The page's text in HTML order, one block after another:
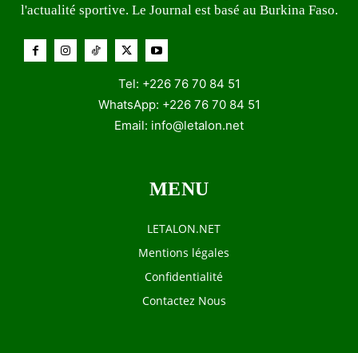
l'actualité sportive. Le Journal est basé au Burkina Faso.
Tel: +226 76 70 84 51
WhatsApp: +226 76 70 84 51
Email: info@letalon.net
MENU
LETALON.NET
Mentions légales
Confidentialité
Contactez Nous